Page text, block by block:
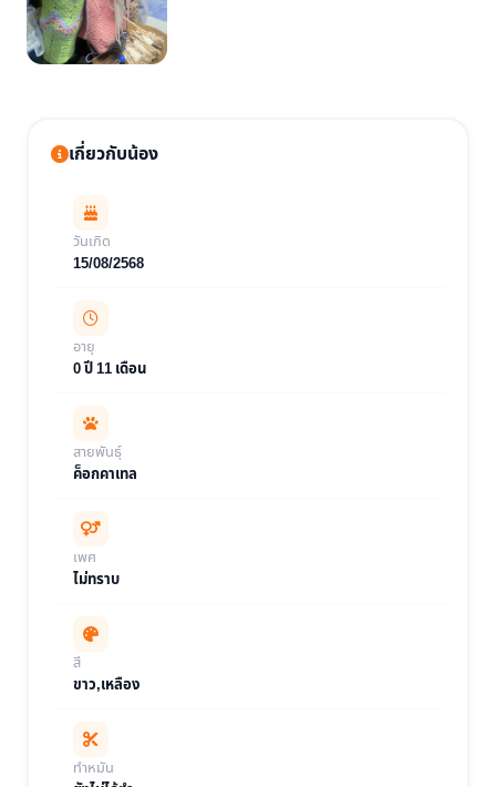
เกี่ยวกับน้อง
วันเกิด
15/08/2568
อายุ
0 ปี 11 เดือน
สายพันธุ์
ค็อกคาเทล
เพศ
ไม่ทราบ
สี
ขาว,เหลือง
ทำหมัน